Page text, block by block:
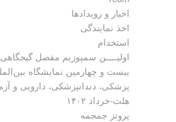
اخبار و رویدادها
اخذ نمایندگی
استخدام
اولیــــن سمپوزیم مفصل گیجگاهی
بیست و چهارمین نمایشگاه
پزشکی، دندانپزشکی، دارویی و
هلث-خرداد ۱۴۰۲
پروتز جمجمه